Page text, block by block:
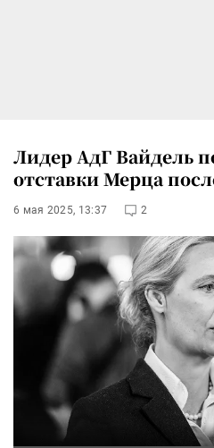
Лидер АдГ Вайдель
отставки Мерца
6 мая 2025, 13:37 2